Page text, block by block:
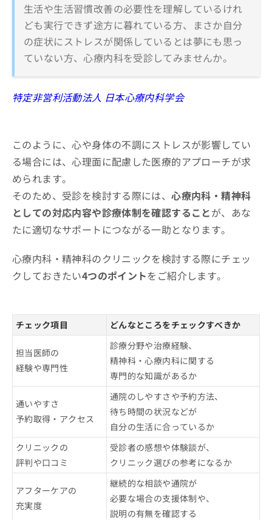
生活や生活習慣改善の必要性を理解しているけれ
ども実行できず途方に暮れている方、まさか自分
の症状にストレスが関係しているとは夢にも思っ
ていない方、心療内科を受診してみませんか。
特定非営利活動法人 日本心療内科学会
このように、心や身体の不調にストレスが影響してい
る場合には、心理面に配慮した医療的アプローチが求
められます。
そのため、受診を検討する際には、心療内科・精神科
としての対応内容や診療体制を確認することが、あな
たに適切なサポートにつながる一助となります。
心療内科・精神科のクリニックを検討する際にチェッ
クしておきたい4つのポイントをご紹介します。
チェック項目 どんなところをチェックすべきか
担当医師の
経験や専門性
診療分野や治療経験、
精神科・心療内科に関する
専門的な知識があるか
通いやすさ
予約取得・アクセス
通院のしやすさや予約方法、
待ち時間の状況などが
自分の生活に合っているか
クリニックの
評判や口コミ
受診者の感想や体験談が、
クリニック選びの参考になるか
アフターケアの
充実度
継続的な相談や通院が
必要な場合の支援体制や、
説明の有無を確認する